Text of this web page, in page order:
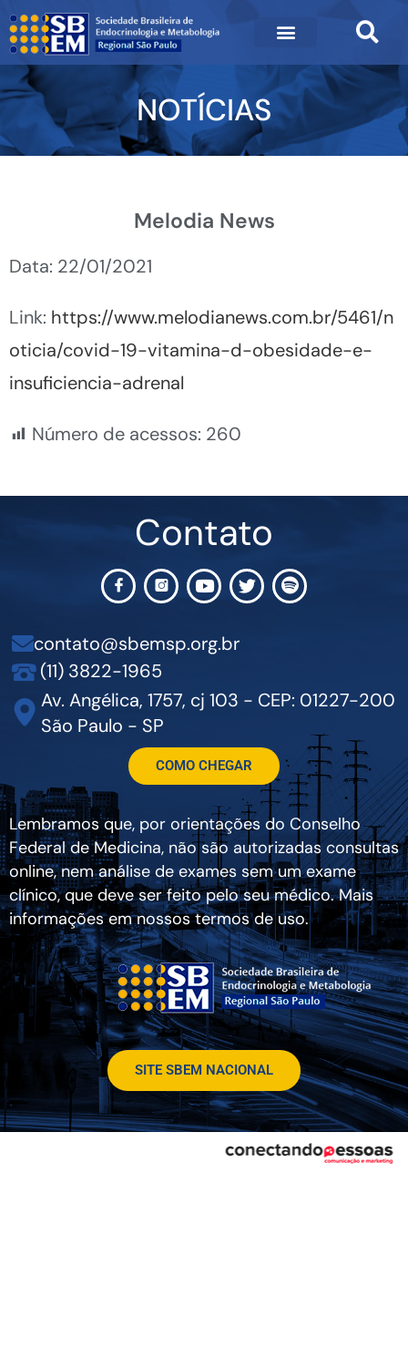
NOTÍCIAS
Melodia News
Data: 22/01/2021
Link: https://www.melodianews.com.br/5461/n
oticia/covid-19-vitamina-d-obesidade-e-
insuficiencia-adrenal
Número de acessos: 260
Contato
contato@sbemsp.org.br
(11) 3822-1965
Av. Angélica, 1757, cj 103 - CEP: 01227-200
São Paulo - SP
COMO CHEGAR
Lembramos que, por orientações do Conselho
Federal de Medicina, não são autorizadas consultas
online, nem análise de exames sem um exame
clínico, que deve ser feito pelo seu médico. Mais
informações em nossos termos de uso.
SITE SBEM NACIONAL